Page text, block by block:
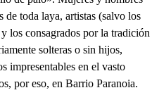
de toda laya, artistas (salvo los
los consagrados por la tradición
solteras o sin hijos,
impresentables en el vasto
por eso, en Barrio Paranoia.